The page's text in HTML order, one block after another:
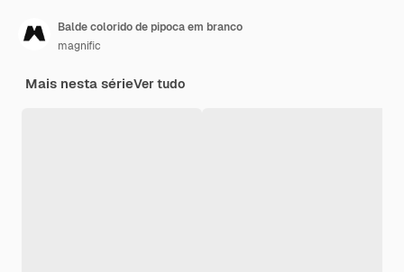
Balde colorido de pipoca em branco
magnific
Mais nesta sérieVer tudo